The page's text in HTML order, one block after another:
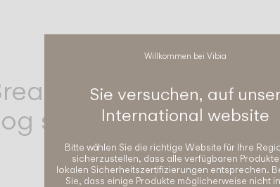
Plus möchten
stehen." — Xuclà
Willkommen bei Vibia
Sie versuchen, auf unser
International website
Bitte wählen Sie die richtige Website für Ihre
sicherzustellen, dass alle verfügbaren
lokalen Sicherheitszertifizierungen entsprechen.
Sie, dass einige Produkte möglicherweise nicht